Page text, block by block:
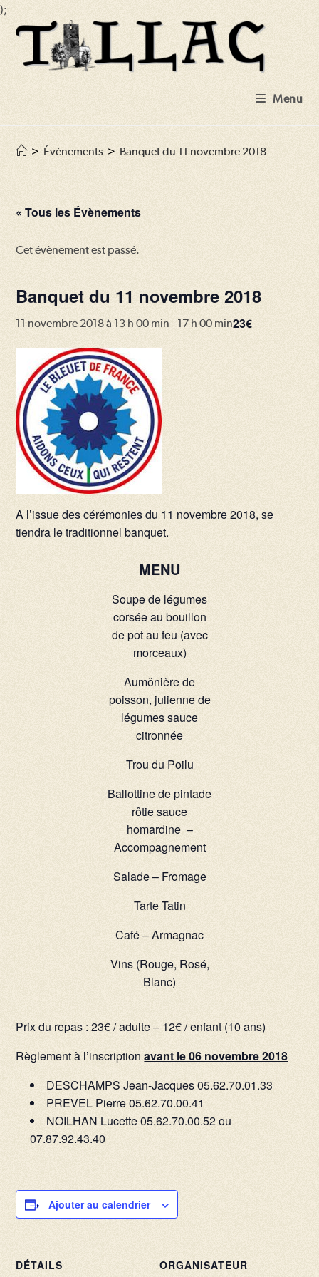
);
Skip
content
Menu
> Évènements > Banquet du 11 novembre 2018
« Tous les Évènements
Cet évènement est passé.
Banquet du 11 novembre 2018
11 novembre 2018 à 13 h 00 min - 17 h 00 min23€
A l’issue des cérémonies du 11 novembre 2018, se
tiendra le traditionnel banquet.
MENU
Soupe de légumes
corsée au bouillon
de pot au feu (avec
morceaux)
Aumônière de
poisson, julienne de
légumes sauce
citronnée
Trou du Poilu
Ballottine de pintade
rôtie sauce
homardine –
Accompagnement
Salade – Fromage
Tarte Tatin
Café – Armagnac
Vins (Rouge, Rosé,
Blanc)
Prix du repas : 23€ / adulte – 12€ / enfant (10 ans)
Règlement à l’inscriptionavant le 06 novembre 2018
DESCHAMPS Jean-Jacques 05.62.70.01.33
PREVEL Pierre 05.62.70.00.41
NOILHAN Lucette 05.62.70.00.52 ou
07.87.92.43.40
Ajouter au calendrier
DÉTAILS ORGANISATEUR